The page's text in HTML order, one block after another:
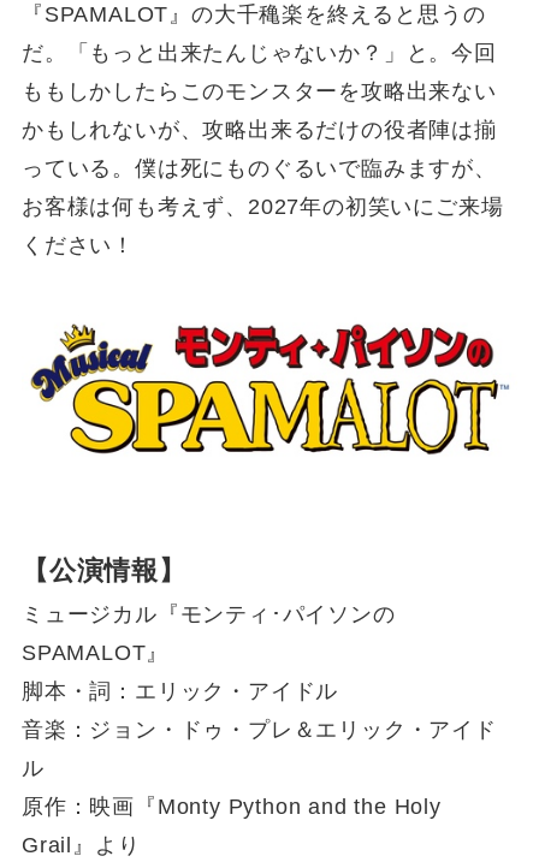
『SPAMALOT』の大千穐楽を終えると思うの
だ。「もっと出来たんじゃないか？」と。今回
ももしかしたらこのモンスターを攻略出来ない
かもしれないが、攻略出来るだけの役者陣は揃
っている。僕は死にものぐるいで臨みますが、
お客様は何も考えず、2027年の初笑いにご来場
ください！
【公演情報】
ミュージカル『モンティ･パイソンの
SPAMALOT』
脚本・詞：エリック・アイドル
音楽：ジョン・ドゥ・プレ＆エリック・アイド
ル
原作：映画『Monty Python and the Holy
Grail』より